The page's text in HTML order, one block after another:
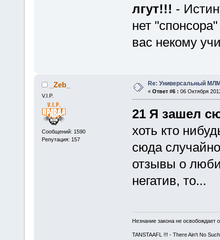
лгут!!! -
нет
вас некому
_Zeb_
V.I.P.
Сообщений: 1590
Репутация: 157
Re: Универсальный
« Ответ #6 : 06 Октября
21 Я зашел
хоть кто
сюда
отзывы о
негатив, то...
Незнание закона не освобождает
TANSTAAFL !!! - There Ain't No